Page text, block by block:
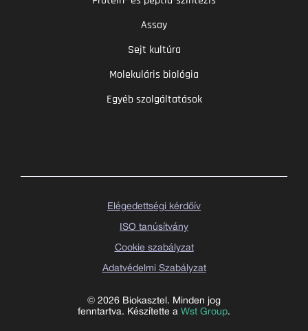
Assay
Sejt kultúra
Molekuláris biológia
Egyéb szolgáltatások
© 2026 Biokasztel. Minden jog
fenntartva. Készítette a Wst Group.
Elégedettségi kérdőív
ISO tanúsítvány
Cookie szabályzat
Adatvédelmi Szabályzat